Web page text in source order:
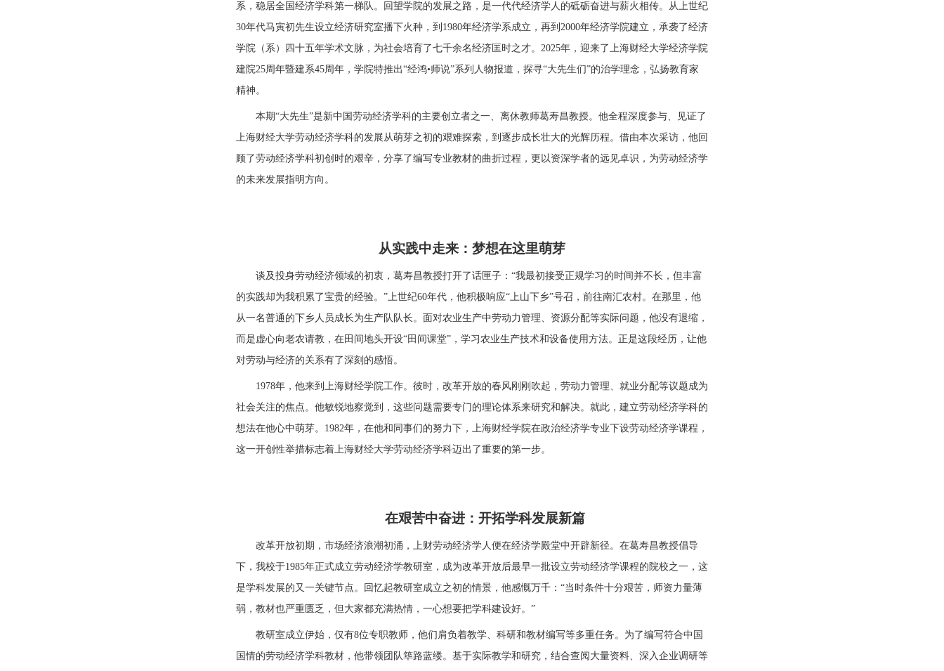
系，稳居全国经济学科第一梯队。回望学院的发展之路，是一代代经济学人的砥砺奋进与薪火相传。从上世纪
30年代马寅初先生设立经济研究室播下火种，到1980年经济学系成立，再到2000年经济学院建立，承袭了经济
学院（系）四十五年学术文脉，为社会培育了七千余名经济匡时之才。2025年，迎来了上海财经大学经济学院
建院25周年暨建系45周年，学院特推出“经鸿•师说”系列人物报道，探寻“大先生们”的治学理念，弘扬教育家
精神。
本期“大先生”是新中国劳动经济学科的主要创立者之一、离休教师葛寿昌教授。他全程深度参与、见证了
上海财经大学劳动经济学科的发展从萌芽之初的艰难探索，到逐步成长壮大的光辉历程。借由本次采访，他回
顾了劳动经济学科初创时的艰辛，分享了编写专业教材的曲折过程，更以资深学者的远见卓识，为劳动经济学
的未来发展指明方向。
从实践中走来：梦想在这里萌芽
谈及投身劳动经济领域的初衷，葛寿昌教授打开了话匣子：“我最初接受正规学习的时间并不长，但丰富
的实践却为我积累了宝贵的经验。”上世纪60年代， 他积极响应“上山下乡”号召，前往南汇农村。在那里，他
从一名普通的下乡人员成长为生产队队长。面对农业生产中劳动力管理、资源分配等实际问题，他没有退缩，
而是虚心向老农请教，在田间地头开设“田间课堂”，学习农业生产技术和设备使用方法。正是这段经历，让他
对劳动与经济的关系有了深刻的感悟。
1978年，他来到上海财经学院工作。彼时，改革开放的春风刚刚吹起，劳动力管理、就业分配等议题成为
社会关注的焦点。他敏锐地察觉到，这些问题需要专门的理论体系来研究和解决。就此 ，建立劳动经济学科的
想法在他心中萌芽。1982年，在他和同事们的努力下，上海财经学院在政治经济学专业下设劳动经济学课程，
这一开创性举措标志着上海财经大学劳动经济学科迈出了重要的第一步。
在艰苦中奋进：开拓学科发展新篇
改革开放初期，市场经济浪潮初涌，上财劳动经济学人便在经济学殿堂中开辟新径。在葛寿昌教授倡导
下，我校于1985年正式成立劳动经济学教研室，成为改革开放后最早一批设立劳动经济学课程的院校之一，这
是学科发展的又一关键节点。回忆起教研室成立之初的情景， 他感慨万千：“当时条件十分艰苦，师资力量薄
弱，教材也严重匮乏，但大家都充满热情，一心想要把学科建设好。”
教研室成立伊始，仅有8位专职教师，他们肩负着教学、科研和教材编写等多重任务。为了编写符合中国
国情的劳动经济学科教材，他带领团队筚路蓝缕。基于实际教学和研究，结合查阅大量资料、深入企业调研等